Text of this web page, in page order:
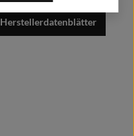
Herstellerdatenblätter